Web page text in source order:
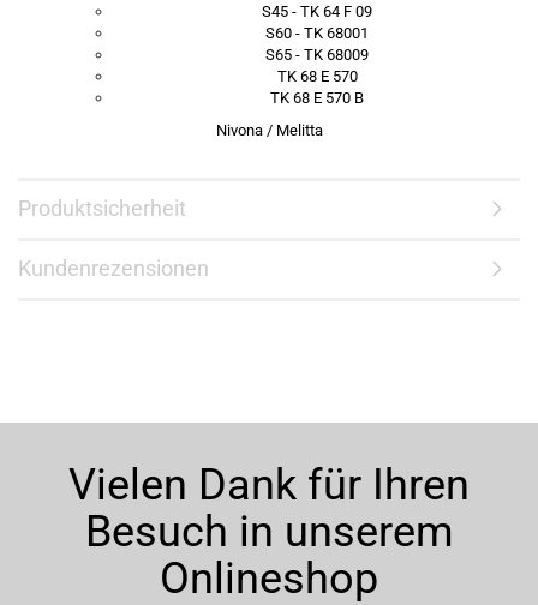
S45 - TK 64 F 09
S60 - TK 68001
S65 - TK 68009
TK 68 E 570
TK 68 E 570 B
Nivona / Melitta
Produktsicherheit
Kundenrezensionen
Vielen Dank für Ihren
Besuch in unserem
Onlineshop